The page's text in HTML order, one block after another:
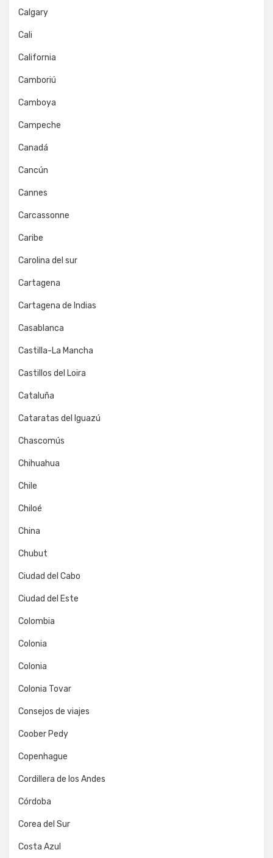
Calgary
Cali
California
Camboriú
Camboya
Campeche
Canadá
Cancún
Cannes
Carcassonne
Caribe
Carolina del sur
Cartagena
Cartagena de Indias
Casablanca
Castilla-La Mancha
Castillos del Loira
Cataluña
Cataratas del Iguazú
Chascomús
Chihuahua
Chile
Chiloé
China
Chubut
Ciudad del Cabo
Ciudad del Este
Colombia
Colonia
Colonia
Colonia Tovar
Consejos de viajes
Coober Pedy
Copenhague
Cordillera de los Andes
Córdoba
Corea del Sur
Costa Azul